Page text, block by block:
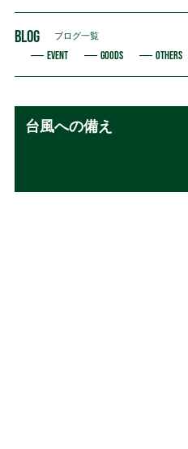
台風への備え
BLOG ブログ一覧
EVENT GOODS OTHERS